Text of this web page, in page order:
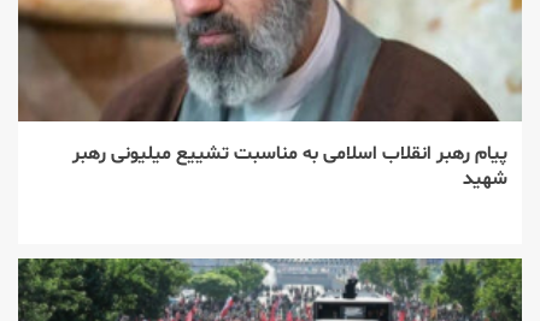
پیام رهبر انقلاب اسلامی به مناسبت تشییع میلیونی رهبر
شهید